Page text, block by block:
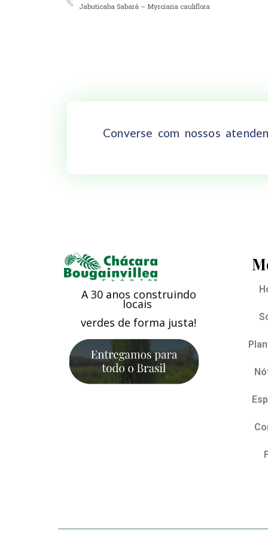
Jabuticaba Sabará – Myrciaria cauliflora
Converse com nossos
A 30 anos construindo
locais
verdes de forma justa!